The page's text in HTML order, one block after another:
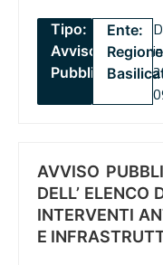
Tipo:
Avviso
Pubblico
Ente:
Regione
AVVISO
DELL’ ELENCO
INTERVENTI
E